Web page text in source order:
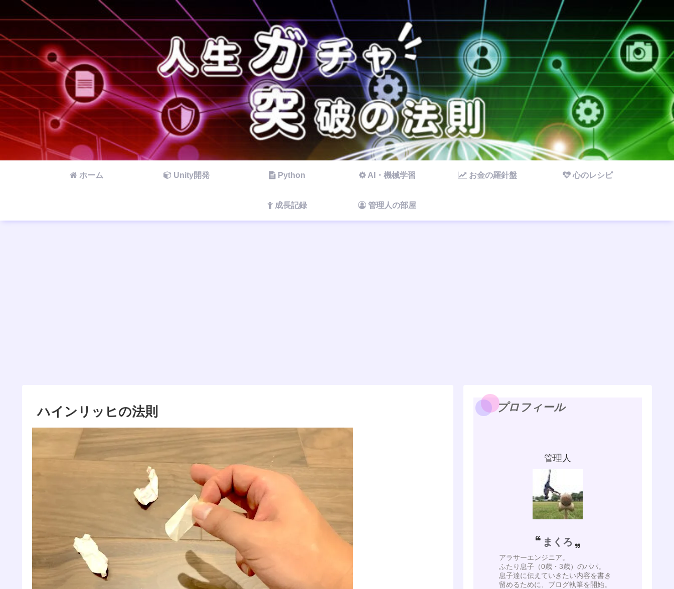
ホーム Unity開発 Python AI・機械学習 お金の羅針盤 心のレシピ
成長記録 管理人の部屋
ハインリッヒの法則 プロフィール
管理人
まくろ
アラサーエンジニア。
ふたり息子（0歳・3歳）のパパ。
息子達に伝えていきたい内容を書き
留めるために、ブログ執筆を開始。